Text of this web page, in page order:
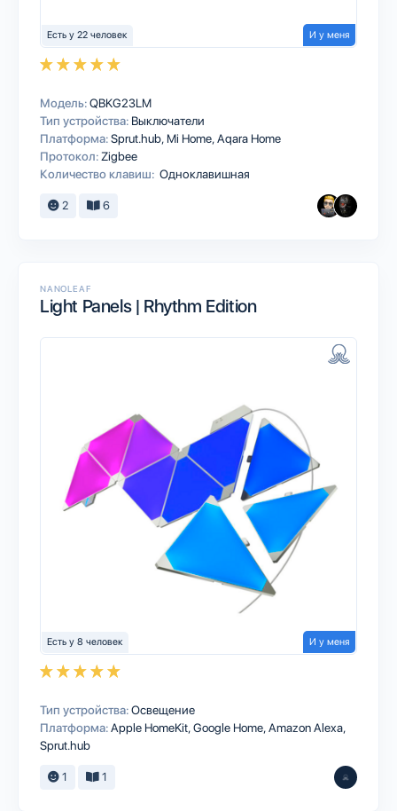
Есть у 22 человек И у меня
Модель:QBKG23LM
Тип устройства: Выключатели
Платформа:Sprut.hub Mi HomeAqara Home
Протокол:Zigbee
Количество клавиш: Одноклавишная
2 6
NANOLEAF
Light Panels | Rhythm Edition
Есть у 8 человек И у меня
Тип устройства:Освещение
Платформа:Apple HomeKitGoogle HomeAmazon Alexa
Sprut.hub
1 1